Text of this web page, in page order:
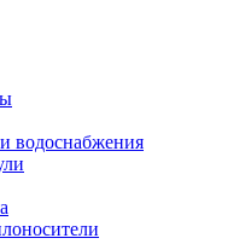
водоснабжения